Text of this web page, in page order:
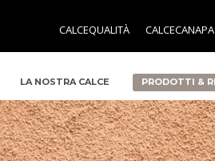
CALCEQUALITÀ CALCECANAPA
LA NOSTRA CALCE PRODOTTI &